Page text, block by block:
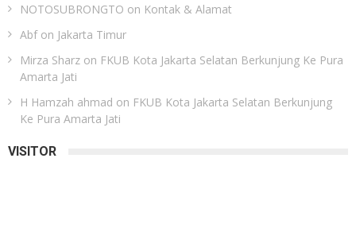
NOTOSUBRONGTO on Kontak & Alamat
Abfon Jakarta Timur
Mirza Sharz on FKUB Kota Jakarta Selatan Berkunjung Ke Pura
Amarta Jati
H Hamzah ahmad on FKUB Kota Jakarta Selatan Berkunjung
Ke Pura Amarta Jati
VISITOR